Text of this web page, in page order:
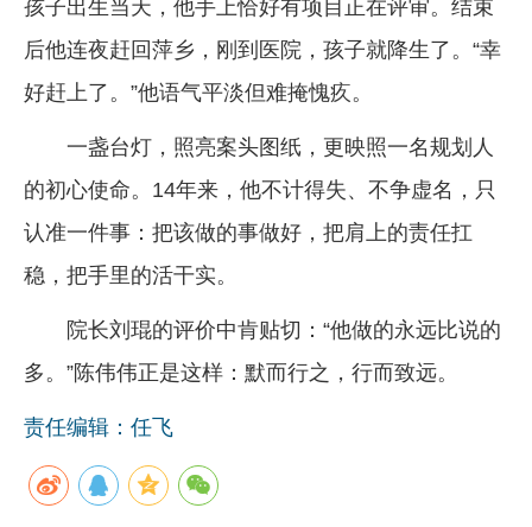
孩子出生当天，他手上恰好有项目正在评审。结束
后他连夜赶回萍乡，刚到医院，孩子就降生了。“幸
好赶上了。”他语气平淡但难掩愧疚。
一盏台灯，照亮案头图纸，更映照一名规划人
的初心使命。14年来，他不计得失、不争虚名，只
认准一件事：把该做的事做好，把肩上的责任扛
稳，把手里的活干实。
院长刘琨的评价中肯贴切：“他做的永远比说的
多。”陈伟伟正是这样：默而行之，行而致远。
责任编辑：任飞